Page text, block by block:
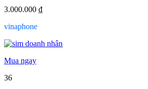
3.000.000 ₫
vinaphone
Mua ngay
36